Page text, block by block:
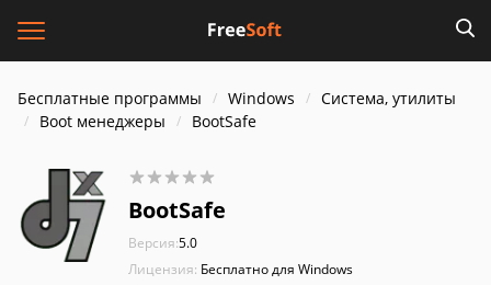
Бесплатные программы Windows
Система, утилиты
Boot менеджеры
BootSafe
BootSafe
Версия:5.0
Лицензия: Бесплатно для Windows